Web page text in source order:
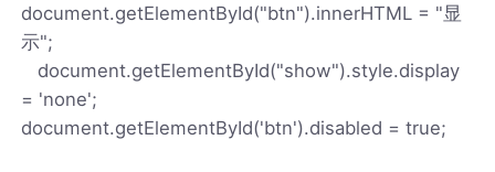
document.getElementById("btn").innerHTML = "显
示";
document.getElementById("show").style.display
= 'none';
document.getElementById('btn').disabled = true;